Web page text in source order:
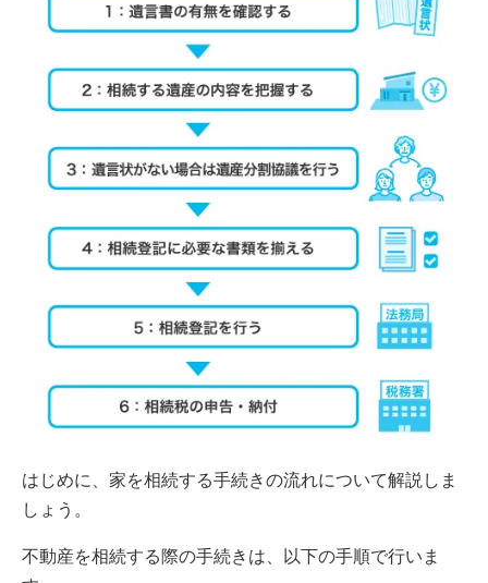
はじめに、家を相続する手続きの流れについて解説しま
しょう。
不動産を相続する際の手続きは、以下の手順で行いま